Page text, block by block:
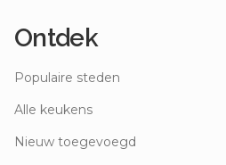
Ontdek
Populaire steden
Alle keukens
Nieuw toegevoegd